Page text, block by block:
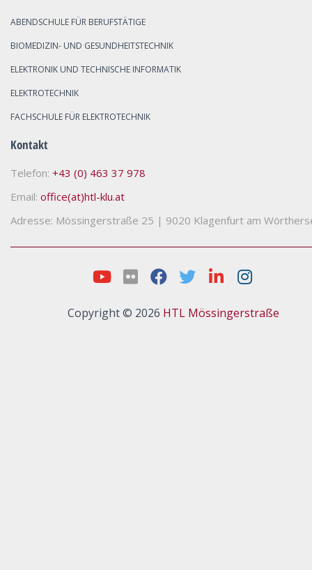
ABENDSCHULE FÜR BERUFSTÄTIGE
BIOMEDIZIN- UND GESUNDHEITSTECHNIK
ELEKTRONIK UND TECHNISCHE INFORMATIK
ELEKTROTECHNIK
FACHSCHULE FÜR ELEKTROTECHNIK
Kontakt
Telefon: +43 (0) 463 37 978
Email: office(at)htl-klu.at
Adresse: Mössingerstraße 25 | 9020 Klagenfurt am
Copyright © 2026 HTL Mössingerstraße